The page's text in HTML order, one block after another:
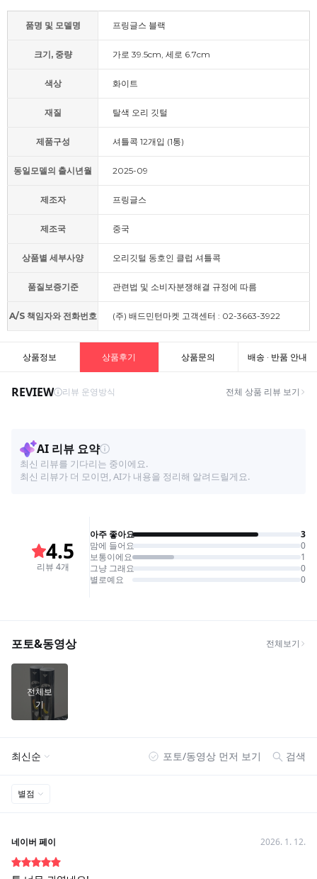
품명 및 모델명 프링글스 블랙
크기, 중량 가로 39.5cm, 세로 6.7cm
색상 화이트
재질 탈색 오리 깃털
제품구성 셔틀콕 12개입 (1통)
동일모델의 출시년월 2025-09
제조자 프링글스
제조국 중국
상품별 세부사양 오리깃털 동호인 클럽 셔틀콕
품질보증기준 관련법 및 소비자분쟁해결 규정에 따름
A/S 책임자와 전화번호 (주) 배드민턴마켓 고객센터 : 02-3663-3922
상품정보 상품후기 상품문의 배송 · 반품 안내